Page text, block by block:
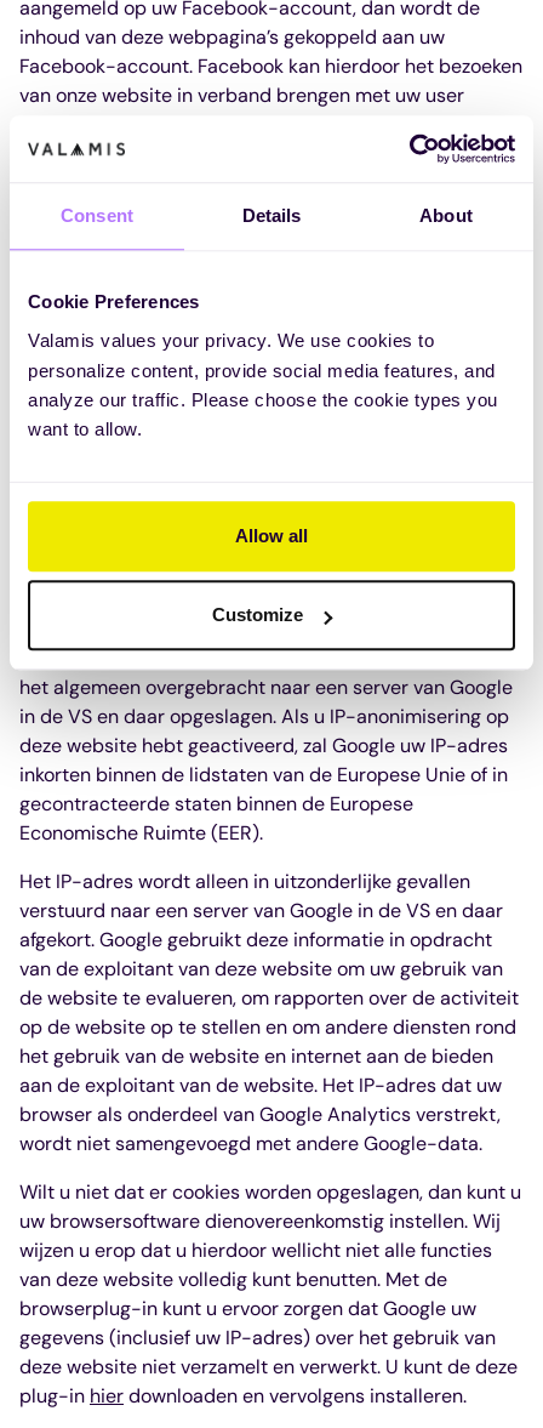
Consent Details About
Cookie Preferences
Valamis values your privacy. We use cookies to
personalize content, provide social media features, and
analyze our traffic. Please choose the cookie types you
want to allow.
Allow all
Customize
aangemeld op uw Facebook-account, dan wordt de
inhoud van deze webpagina’s gekoppeld aan uw
Facebook-account. Facebook kan hierdoor het bezoeken
van onze website in verband brengen met uw user
webpagina’s niet bekend zijn met de inhoud van de
door Facebook. Leest u voor meer informatie het
samenvoegt met uw Facebook-account, dan verzoeken
wij u om uit te loggen op uw Facebook-account.
Privacybeleid voor het gebruik van
Google Analytics
service voor webanalyse van Google Inc. (‘Google’).
Google Analytics gebruikt zogenaamde ‘cookies’;
tekstbestanden die worden opgeslagen op uw
onze website te analyseren. De informatie die de cookie
over uw gebruik van deze website genereert, wordt over
het algemeen overgebracht naar een server van Google
in de VS en daar opgeslagen. Als u IP-anonimisering op
deze website hebt geactiveerd, zal Google uw IP-adres
inkorten binnen de lidstaten van de Europese Unie of in
gecontracteerde staten binnen de Europese
Economische Ruimte (EER).
Het IP-adres wordt alleen in uitzonderlijke gevallen
verstuurd naar een server van Google in de VS en daar
afgekort. Google gebruikt deze informatie in opdracht
van de exploitant van deze website om uw gebruik van
de website te evalueren, om rapporten over de activiteit
op de website op te stellen en om andere diensten rond
het gebruik van de website en internet aan de bieden
aan de exploitant van de website. Het IP-adres dat uw
browser als onderdeel van Google Analytics verstrekt,
wordt niet samengevoegd met andere Google-data.
Wilt u niet dat er cookies worden opgeslagen, dan kunt u
uw browsersoftware dienovereenkomstig instellen. Wij
wijzen u erop dat u hierdoor wellicht niet alle functies
van deze website volledig kunt benutten. Met de
browserplug-in kunt u ervoor zorgen dat Google uw
gegevens (inclusief uw IP-adres) over het gebruik van
deze website niet verzamelt en verwerkt. U kunt de deze
plug-in hierdownloaden en vervolgens installeren.